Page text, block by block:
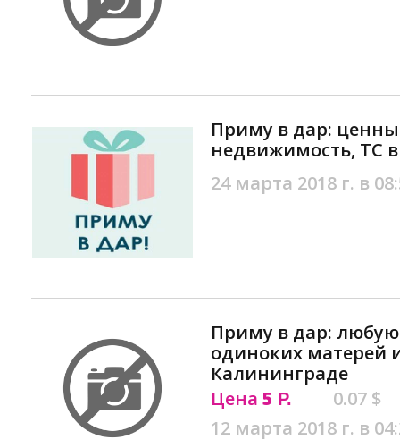
Приму в дар:
недвижимость, ТС
24 марта 2018 г. в
Приму в дар:
одиноких матерей
Калининграде
Цена 5 Р.
0.07 $
12 марта 2018 г. в